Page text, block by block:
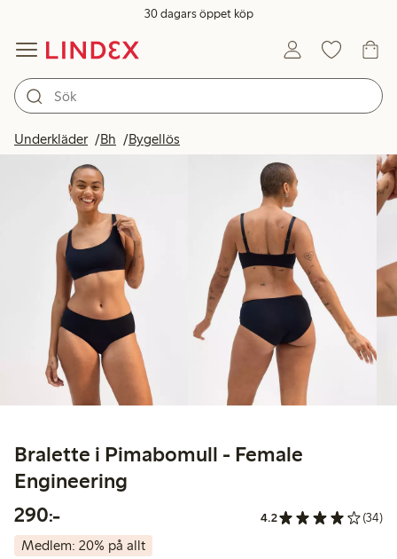
30 dagars öppet köp
Underkläder Bh Bygellös
Bralette i Pimabomull - Female
Engineering
290:-290,00 kr 4.2 (34)
Medlem: 20% på allt